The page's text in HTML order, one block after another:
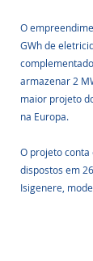
O
GWh de
armazenar 2
maior projeto
na Europa.
O projeto conta
dispostos em
Isigenere,